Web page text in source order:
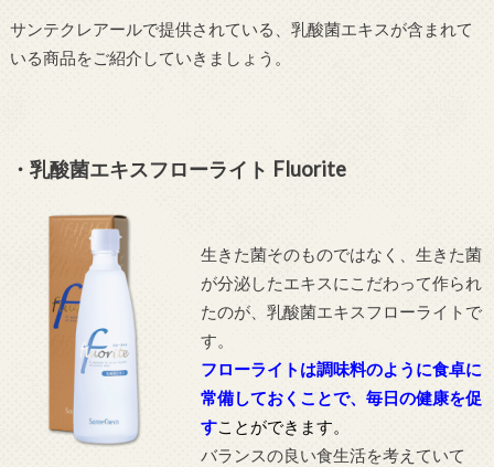
サンテクレアールで提供されている、乳酸菌エキスが含まれて
いる商品をご紹介していきましょう。
・乳酸菌エキスフローライト Fluorite
生きた菌そのものではなく、生きた菌
が分泌したエキスにこだわって作られ
たのが、乳酸菌エキスフローライトで
す。
フローライトは調味料のように食卓に
常備しておくことで、毎日の健康を促
すことができます。
バランスの良い食生活を考えていて